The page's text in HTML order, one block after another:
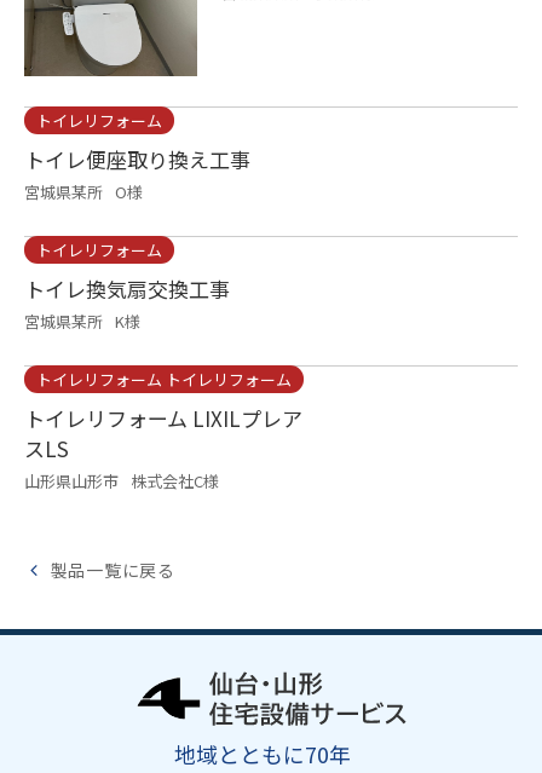
トイレリフォーム
トイレ便座取り換え工事
宮城県某所 O様
トイレリフォーム
トイレ換気扇交換工事
宮城県某所 K様
トイレリフォーム トイレリフォーム
トイレリフォーム LIXILプレア
スLS
山形県山形市 株式会社C様
製品一覧に戻る
地域とともに70年